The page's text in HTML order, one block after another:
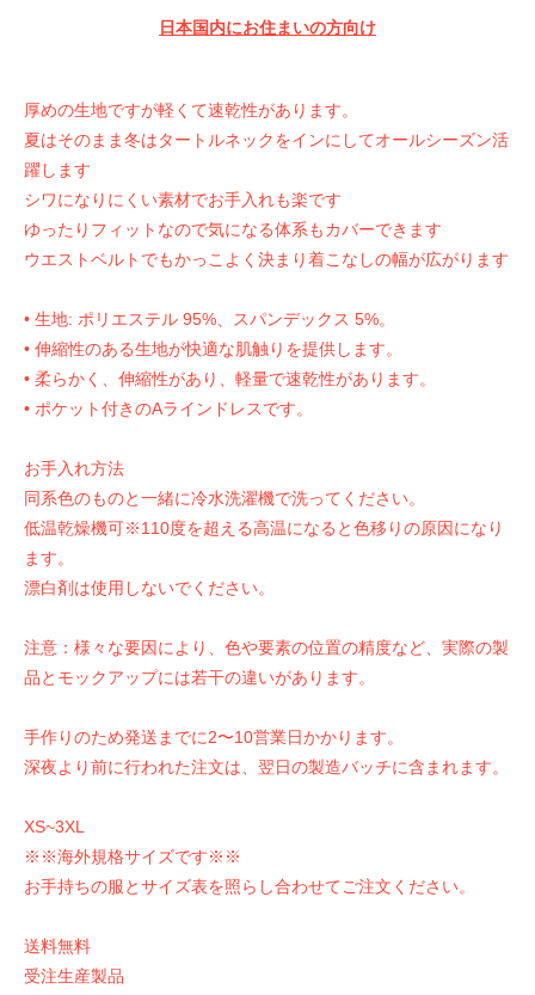
日本国内にお住まいの方向け
厚めの生地ですが軽くて速乾性があります。
夏はそのまま冬はタートルネックをインにしてオールシーズン活
躍します
シワになりにくい素材でお手入れも楽です
ゆったりフィットなので気になる体系もカバーできます
ウエストベルトでもかっこよく決まり着こなしの幅が広がります
• 生地: ポリエステル 95%、スパンデックス 5%。
• 伸縮性のある生地が快適な肌触りを提供します。
• 柔らかく、伸縮性があり、軽量で速乾性があります。
• ポケット付きのAラインドレスです。
お手入れ方法
同系色のものと一緒に冷水洗濯機で洗ってください。
低温乾燥機可※110度を超える高温になると色移りの原因になり
ます。
漂白剤は使用しないでください。
注意：様々な要因により、色や要素の位置の精度など、実際の製
品とモックアップには若干の違いがあります。
手作りのため発送までに2〜10営業日かかります。
深夜より前に行われた注文は、翌日の製造バッチに含まれます。
XS~3XL
※※海外規格サイズです※※
お手持ちの服とサイズ表を照らし合わせてご注文ください。
送料無料
受注生産製品